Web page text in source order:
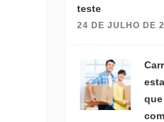
teste
24 DE JULHO DE